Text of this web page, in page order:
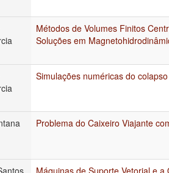
Métodos de Volumes Finitos
Soluções em
Simulações numéricas do
Problema do Caixeiro Viajante
Máquinas de Suporte Vetorial e